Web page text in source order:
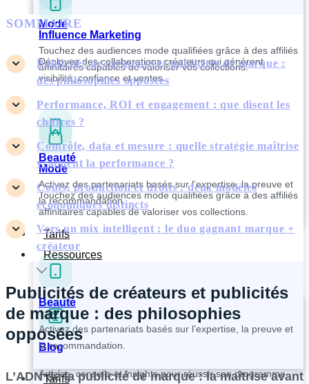
Mode
Touchez des audiences mode qualifiées grâce à des affiliés
affinitaires capables de valoriser vos collections.
Beauté
Activez des partenariats basés sur l’expertise, la preuve et
la recommandation.
Tarifs
Ressources
Blog
Articles, conseils et insights pour réussir son programme
Influence Marketing
Déployez des collaborations créateurs qui génèrent
visibilité, confiance et ventes.
Mode
Touchez des audiences mode qualifiées grâce à des affiliés
affinitaires capables de valoriser vos collections.
Beauté
Activez des partenariats basés sur l’expertise, la preuve et
la recommandation.
Tarifs
SOMMAIRE
Publicités de créateurs et publicités de marque :
des philosophies opposées
Performance, ROI et engagement : que disent les
chiffres ?
Contrôle, data et mesure : quelle stratégie maîtrise
vraiment la performance ?
Coûts, production et droits : deux modèles
économiques distincts
Vers un mix intelligent : le duo gagnant marque +
créateur
Publicités de créateurs et publicités
de marque : des philosophies
opposées
L’ADN de la publicité de marque : la maîtrise avant